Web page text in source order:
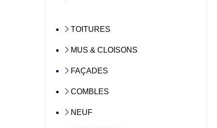
TOITURES
MUS & CLOISONS
FAÇADES
COMBLES
NEUF